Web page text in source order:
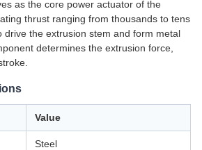
as the core power actuator of the
thrust ranging from thousands to tens
drive the extrusion stem and form metal
determines the extrusion force,
Value
Steel